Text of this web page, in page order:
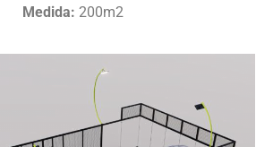
Medida: 200m2